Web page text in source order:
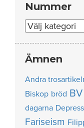
Nummer
Nummer
Ämnen
Andra
Biskop bröd BV
dagarna
Fariseism